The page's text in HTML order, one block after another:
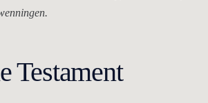
Testament